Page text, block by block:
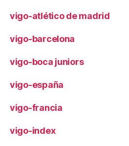
vigo-atlético de madrid
vigo-barcelona
vigo-boca juniors
vigo-españa
vigo-francia
vigo-index